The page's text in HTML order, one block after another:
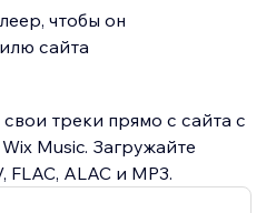
чтобы он
сайта
треки прямо с сайта с
Загружайте
FLAC, ALAC и MP3.